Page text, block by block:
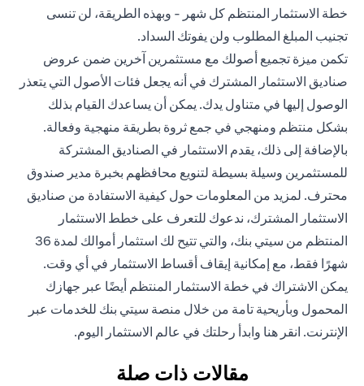
خطة الاستثمار المنتظم كل شهر - وبهذه الطريقة، لن تنسى
تجنيب المبلغ المطلوب ولن يفوتك السداد.
تكمن ميزة تجميع أصولك مع مستثمرين آخرين ضمن عروض
صناديق الاستثمار المشترك في أنه يجعل فئات الأصول التي يتعذر
الوصول إليها في متناول يدك. يمكن أن يساعدك القيام بذلك
بشكل منتظم ومنهجي في جمع ثروة بطريقة منهجية وفعالة.
بالإضافة إلى ذلك، يقدم الاستثمار في الصناديق المشتركة
للمستثمرين وسيلة بسيطة لتنويع محافظهم بخبرة مدير صندوق
محترف. لمزيد من المعلومات حول كيفية الاستفادة من صناديق
الاستثمار المشترك، ندعوك للتعرف على خطط الاستثمار
المنتظم من سيتي بنك، والتي تتيح لك استثمار أموالك لمدة 36
شهرًا فقط، مع إمكانية إيقاف أقساط الاستثمار في أي وقت.
يمكن الاشتراك في خطة الاستثمار المنتظم أيضًا عبر جهازك
المحمول وبأريحية تامة من خلال منصة سيتي بنك للخدمات عبر
الإنترنت. انقر هنا وابدأ رحلتك في عالم الاستثمار اليوم.
مقالات ذات صلة